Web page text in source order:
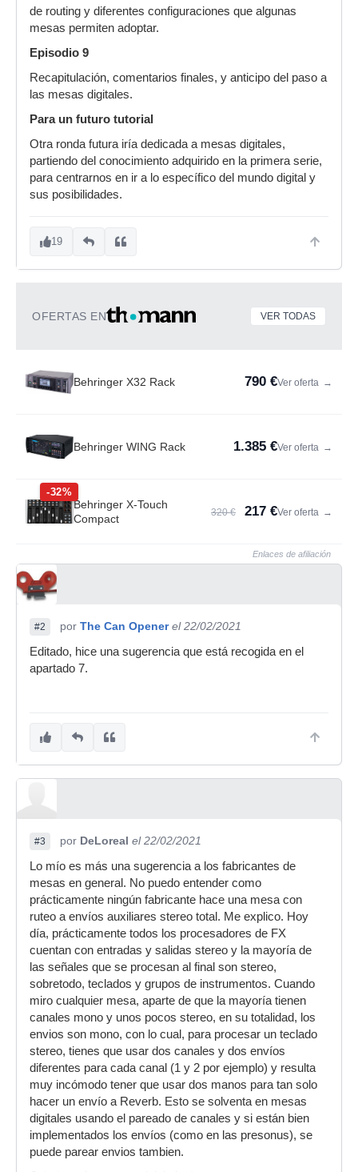
de routing y diferentes configuraciones que algunas
mesas permiten adoptar.
Episodio 9
Recapitulación, comentarios finales, y anticipo del paso a
las mesas digitales.
Para un futuro tutorial
Otra ronda futura iría dedicada a mesas digitales,
partiendo del conocimiento adquirido en la primera serie,
para centrarnos en ir a lo específico del mundo digital y
sus posibilidades.
19
OFERTAS EN VER TODAS
Behringer X32 Rack 790 €Ver oferta →
Behringer WING Rack 1.385 €Ver oferta →
-32%
Behringer X-Touch
Compact
320 € 217 €Ver oferta →
Enlaces de afiliación
#2 por The Can Opener el 22/02/2021
Editado, hice una sugerencia que está recogida en el
apartado 7.
#3 por DeLoreal el 22/02/2021
Lo mío es más una sugerencia a los fabricantes de
mesas en general. No puedo entender como
prácticamente ningún fabricante hace una mesa con
ruteo a envíos auxiliares stereo total. Me explico. Hoy
día, prácticamente todos los procesadores de FX
cuentan con entradas y salidas stereo y la mayoría de
las señales que se procesan al final son stereo,
sobretodo, teclados y grupos de instrumentos. Cuando
miro cualquier mesa, aparte de que la mayoría tienen
canales mono y unos pocos stereo, en su totalidad, los
envios son mono, con lo cual, para procesar un teclado
stereo, tienes que usar dos canales y dos envíos
diferentes para cada canal (1 y 2 por ejemplo) y resulta
muy incómodo tener que usar dos manos para tan solo
hacer un envío a Reverb. Esto se solventa en mesas
digitales usando el pareado de canales y si están bien
implementados los envíos (como en las presonus), se
puede parear envios tambien.